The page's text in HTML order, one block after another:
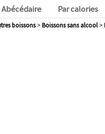
Abécédaire Par calories
boissons> boissons sans alcool>